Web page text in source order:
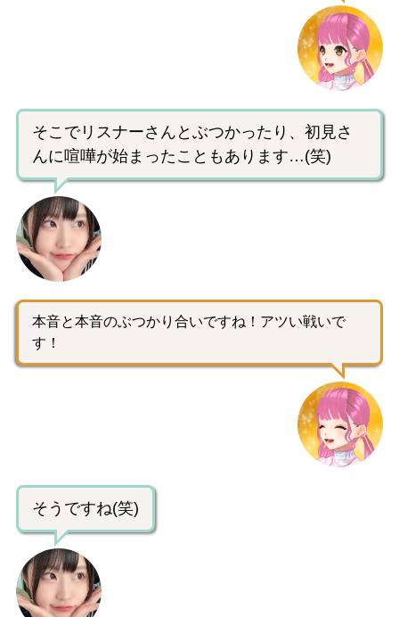
そこでリスナーさんとぶつかったり、初見さ
んに喧嘩が始まったこともあります…(笑)
本音と本音のぶつかり合いですね！アツい戦いで
す！
そうですね(笑)